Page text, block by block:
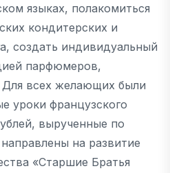
языках, полакомиться
кондитерских и
создать индивидуальный
парфюмеров,
Для всех желающих были
уроки французского
вырученные по
на развитие
«Старшие Братья